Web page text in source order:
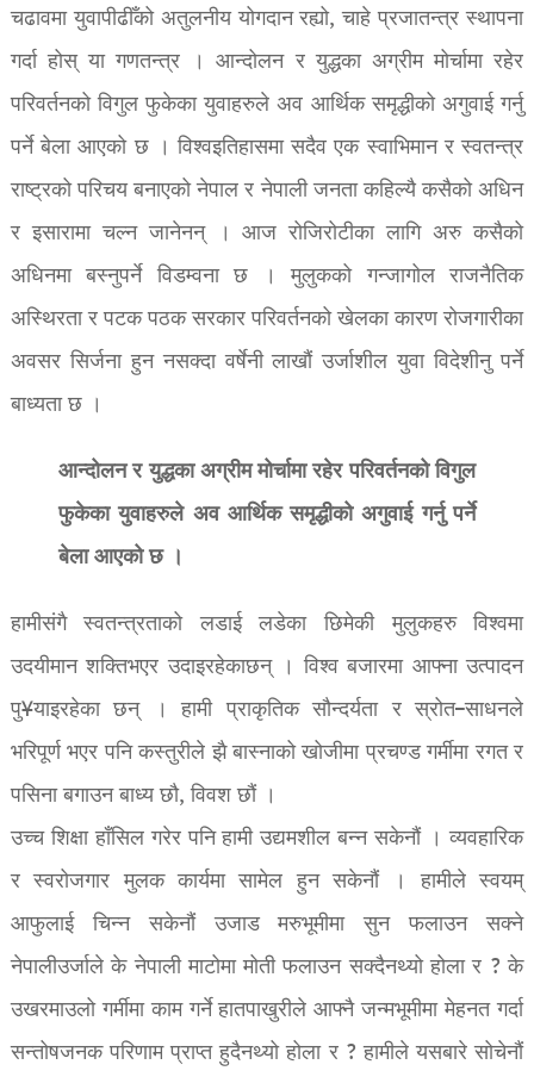
चढावमा युवापीढीँको अतुलनीय योगदान रह्यो, चाहे प्रजातन्त्र स्थापना
गर्दा होस् या गणतन्त्र । आन्दोलन र युद्धका अग्रीम मोर्चामा रहेर
परिवर्तनको विगुल फुकेका युवाहरुले अव आर्थिक समृद्धीको अगुवाई गर्नु
पर्ने बेला आएको छ । विश्वइतिहासमा सदैव एक स्वाभिमान र स्वतन्त्र
राष्ट्रको परिचय बनाएको नेपाल र नेपाली जनता कहिल्यै कसैको अधिन
र इसारामा चल्न जानेनन् । आज रोजिरोटीका लागि अरु कसैको
अधिनमा बस्नुपर्ने विडम्वना छ । मुलुकको गन्जागोल राजनैतिक
अस्थिरता र पटक पठक सरकार परिवर्तनको खेलका कारण रोजगारीका
अवसर सिर्जना हुन नसक्दा वर्षेनी लाखौं उर्जाशील युवा विदेशीनु पर्ने
बाध्यता छ ।
आन्दोलन र युद्धका अग्रीम मोर्चामा रहेर परिवर्तनको विगुल
फुकेका युवाहरुले अव आर्थिक समृद्धीको अगुवाई गर्नु पर्ने
बेला आएको छ ।
हामीसंगै स्वतन्त्रताको लडाई लडेका छिमेकी मुलुकहरु विश्वमा
उदयीमान शक्तिभएर उदाइरहेकाछन् । विश्व बजारमा आफ्ना उत्पादन
पु¥याइरहेका छन् । हामी प्राकृतिक सौन्दर्यता र स्रोत–साधनले
भरिपूर्ण भएर पनि कस्तुरीले झै बास्नाको खोजीमा प्रचण्ड गर्मीमा रगत र
पसिना बगाउन बाध्य छौ, विवश छौं ।
उच्च शिक्षा हाँसिल गरेर पनि हामी उद्यमशील बन्न सकेनौं । व्यवहारिक
र स्वरोजगार मुलक कार्यमा सामेल हुन सकेनौं । हामीले स्वयम्
आफुलाई चिन्न सकेनौं उजाड मरुभूमीमा सुन फलाउन सक्ने
नेपालीउर्जाले के नेपाली माटोमा मोती फलाउन सक्दैनथ्यो होला र ? के
उखरमाउलो गर्मीमा काम गर्ने हातपाखुरीले आफ्नै जन्मभूमीमा मेहनत गर्दा
सन्तोषजनक परिणाम प्राप्त हुदैनथ्यो होला र ? हामीले यसबारे सोचेनौं